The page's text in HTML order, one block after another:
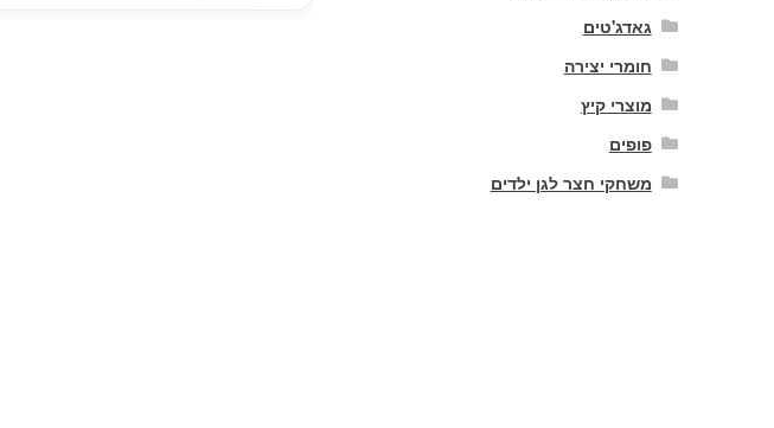
גאדג'טים
חומרי יצירה
מוצרי קיץ
פופים
משחקי חצר לגן ילדים